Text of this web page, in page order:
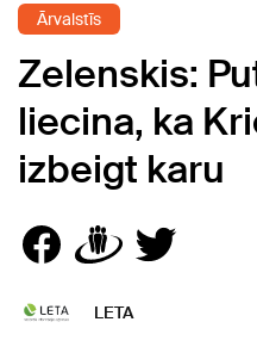
Ārvalstīs
Zelenskis:
liecina, ka
izbeigt karu
LETA